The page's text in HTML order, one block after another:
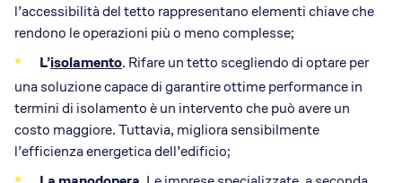
l’accessibilità del tetto rappresentano elementi chiave che
rendono le operazioni più o meno complesse;
L’isolamento. Rifare un tetto scegliendo di optare per
una soluzione capace di garantire ottime performance in
termini di isolamento è un intervento che può avere un
costo maggiore. Tuttavia, migliora sensibilmente
l’efficienza energetica dell’edificio;